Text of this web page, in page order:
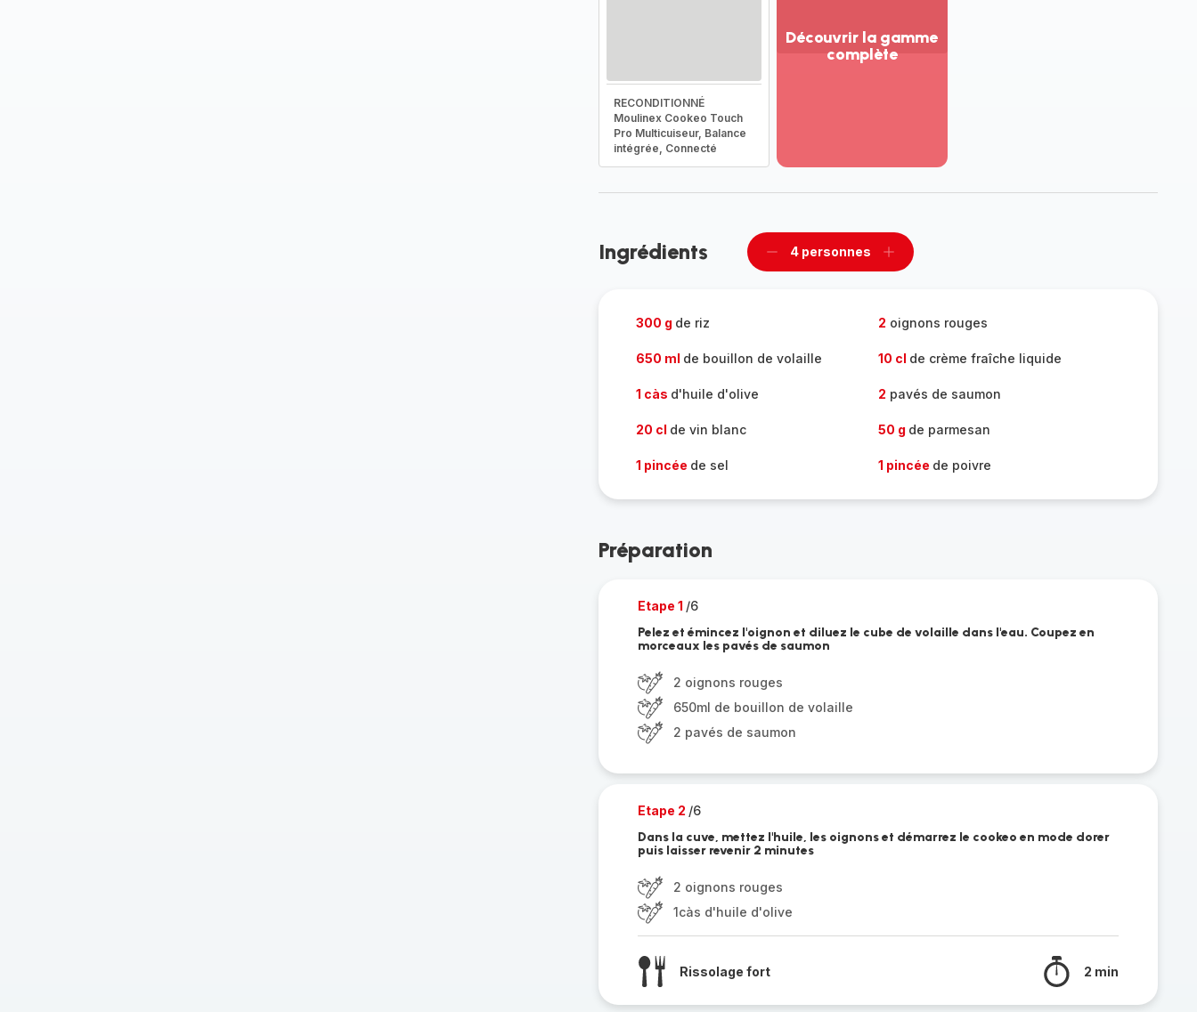
RECONDITIONNÉ
Moulinex Cookeo Touch
Pro Multicuiseur, Balance
intégrée, Connecté
Découvrir la gamme
complète
-
Ingrédients
Supprimer
4 personnes
Ajouter
300 g de riz 2 oignons rouges
650 ml de bouillon de volaille 10 cl de crème fraîche liquide
1 càs d'huile d'olive 2 pavés de saumon
20 cl de vin blanc 50 g de parmesan
1 pincée de sel 1 pincée de poivre
Préparation
Etape 1 /6
Pelez et émincez l'oignon et diluez le cube de volaille dans l'eau. Coupez en
morceaux les pavés de saumon
2 oignons rouges
650ml de bouillon de volaille
2 pavés de saumon
Etape 2 /6
Dans la cuve, mettez l'huile, les oignons et démarrez le cookeo en mode dorer
puis laisser revenir 2 minutes
2 oignons rouges
1càs d'huile d'olive
Rissolage fort 2 min